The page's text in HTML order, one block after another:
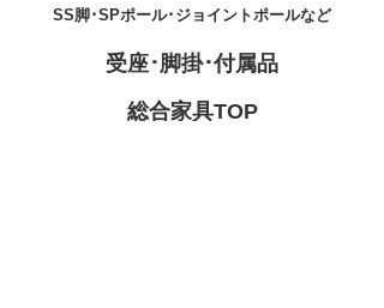
SS脚･SPポール･ジョイントポールなど
受座･脚掛･付属品
総合家具TOP